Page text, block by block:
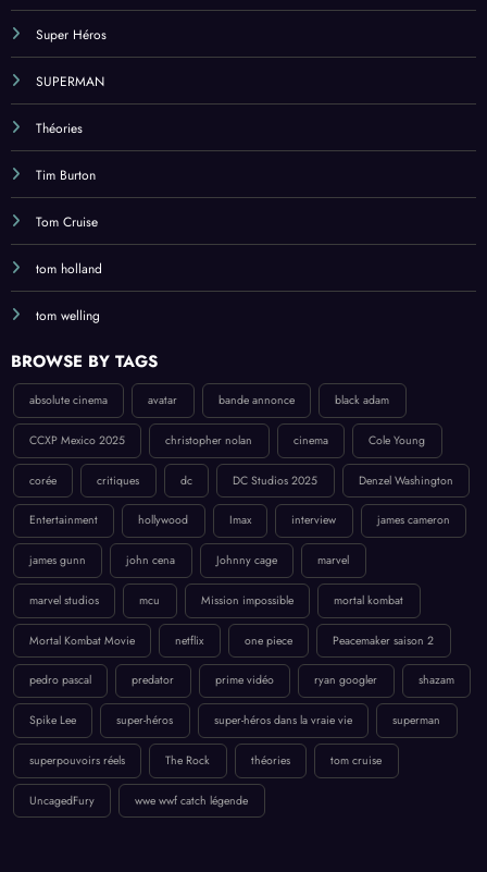
Super Héros
SUPERMAN
Théories
Tim Burton
Tom Cruise
tom holland
tom welling
BROWSE BY TAGS
absolute cinema avatar bande annonce black adam
CCXP Mexico 2025 christopher nolan cinema Cole Young
corée critiques dc DC Studios 2025 Denzel Washington
Entertainment hollywood Imax interview james cameron
james gunn john cena Johnny cage marvel
marvel studios mcu Mission impossible mortal kombat
Mortal Kombat Movie netflix one piece Peacemaker saison 2
pedro pascal predator prime vidéo ryan googler shazam
Spike Lee super-héros super-héros dans la vraie vie superman
superpouvoirs réels The Rock théories tom cruise
UncagedFury wwe wwf catch légende